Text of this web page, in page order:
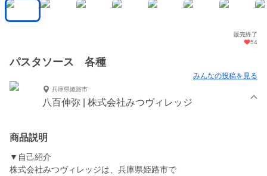
販売終了
54
パスタソース 各種
みんなの投稿を見る
兵庫県姫路市
八百伸弥 | 株式会社みつヴィレッジ
商品説明
▼自己紹介
株式会社みつヴィレッジは、兵庫県姫路市で